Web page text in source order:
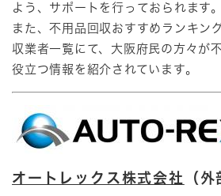
よう、サポートを行っておられます。
また、不用品回収おすすめランキン
収業者一覧にて、大阪府民の方々が
役立つ情報を紹介されています。​
オートレックス株式会社 （